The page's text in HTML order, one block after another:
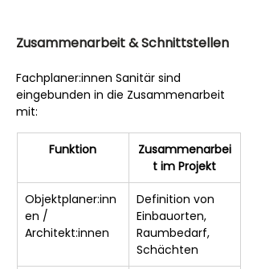
Zusammenarbeit & Schnittstellen
Fachplaner:innen Sanitär sind
eingebunden in die Zusammenarbeit
mit:
Funktion
Zusammenarbei
t im Projekt
Objektplaner:inn
en /
Architekt:innen
Definition von
Einbauorten,
Raumbedarf,
Schächten